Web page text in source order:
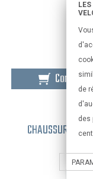
de
des
CHAUSSURES